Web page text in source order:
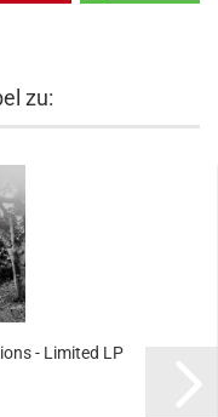
zu:
- Limited LP